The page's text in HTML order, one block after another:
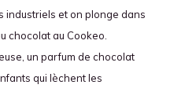
industriels et on plonge dans
chocolat au Cookeo.
un parfum de chocolat
qui lèchent les